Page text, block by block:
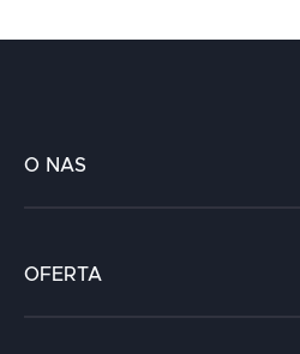
O NAS
Kariera
OFERTA